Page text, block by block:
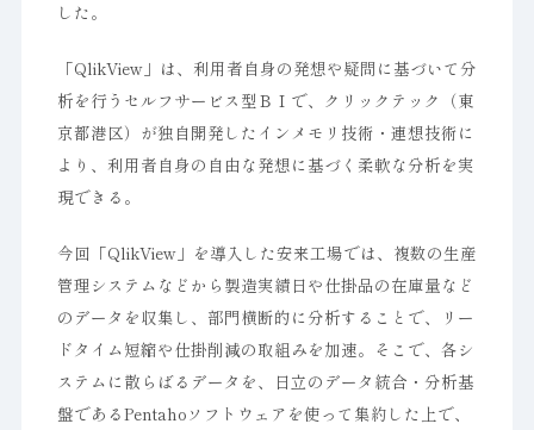
した。
「QlikView」は、利用者自身の発想や疑問に基づいて分
析を行うセルフサービス型ＢＩで、クリックテック（東
京都港区）が独自開発したインメモリ技術・連想技術に
より、利用者自身の自由な発想に基づく柔軟な分析を実
現できる。
今回「QlikView」を導入した安来工場では、複数の生産
管理システムなどから製造実績日や仕掛品の在庫量など
のデータを収集し、部門横断的に分析することで、リー
ドタイム短縮や仕掛削減の取組みを加速。そこで、各シ
ステムに散らばるデータを、日立のデータ統合・分析基
盤であるPentahoソフトウェアを使って集約した上で、